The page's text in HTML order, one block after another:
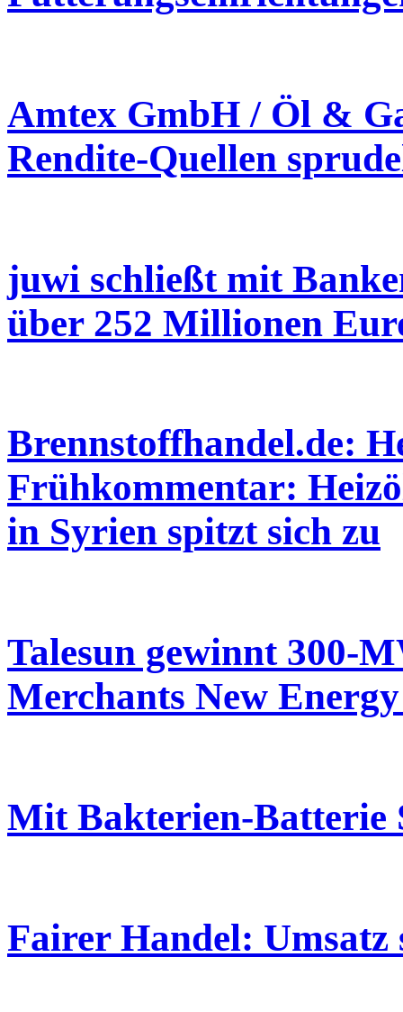
Amtex GmbH / Öl &
Rendite-Quellen
juwi schließt mit
über 252 Millionen
Brennstoffhandel.de:
Frühkommentar:
in Syrien spitzt sich zu
Talesun gewinnt 300-
Merchants New
Mit Bakterien-Batterie
Fairer Handel: Umsatz